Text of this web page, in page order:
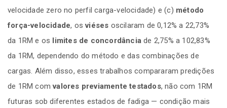
velocidade zero no perfil carga-velocidade) e (c) método
força-velocidade, osviéses oscilaram de 0,12% a 22,73%
da 1RM e os limites de concordância de 2,75% a 102,83%
da 1RM, dependendo do método e das combinações de
cargas. Além disso, esses trabalhos compararam predições
de 1RM comvalores previamente testados, não com 1RM
futuras sob diferentes estados de fadiga — condição mais